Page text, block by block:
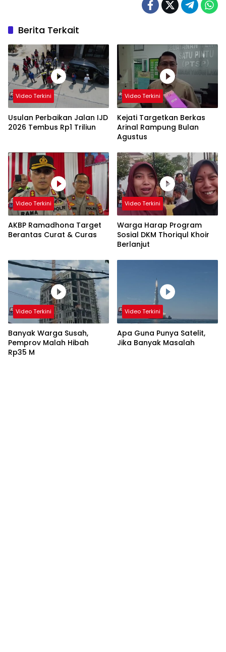
Berita Terkait
Video Terkini
Usulan Perbaikan Jalan IJD
2026 Tembus Rp1 Triliun
Video Terkini
Kejati Targetkan Berkas
Arinal Rampung Bulan
Agustus
Video Terkini
AKBP Ramadhona Target
Berantas Curat & Curas
Video Terkini
Warga Harap Program
Sosial DKM Thoriqul Khoir
Berlanjut
Video Terkini
Banyak Warga Susah,
Pemprov Malah Hibah
Rp35 M
Video Terkini
Apa Guna Punya Satelit,
Jika Banyak Masalah